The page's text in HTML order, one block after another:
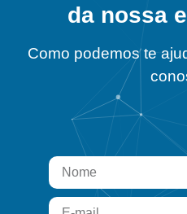
da nossa
Como podemos te